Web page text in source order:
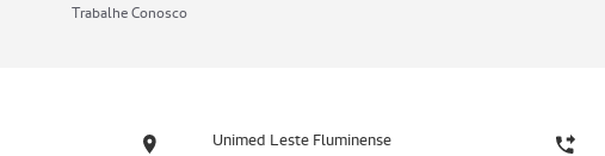
Trabalhe Conosco
Unimed Leste Fluminense